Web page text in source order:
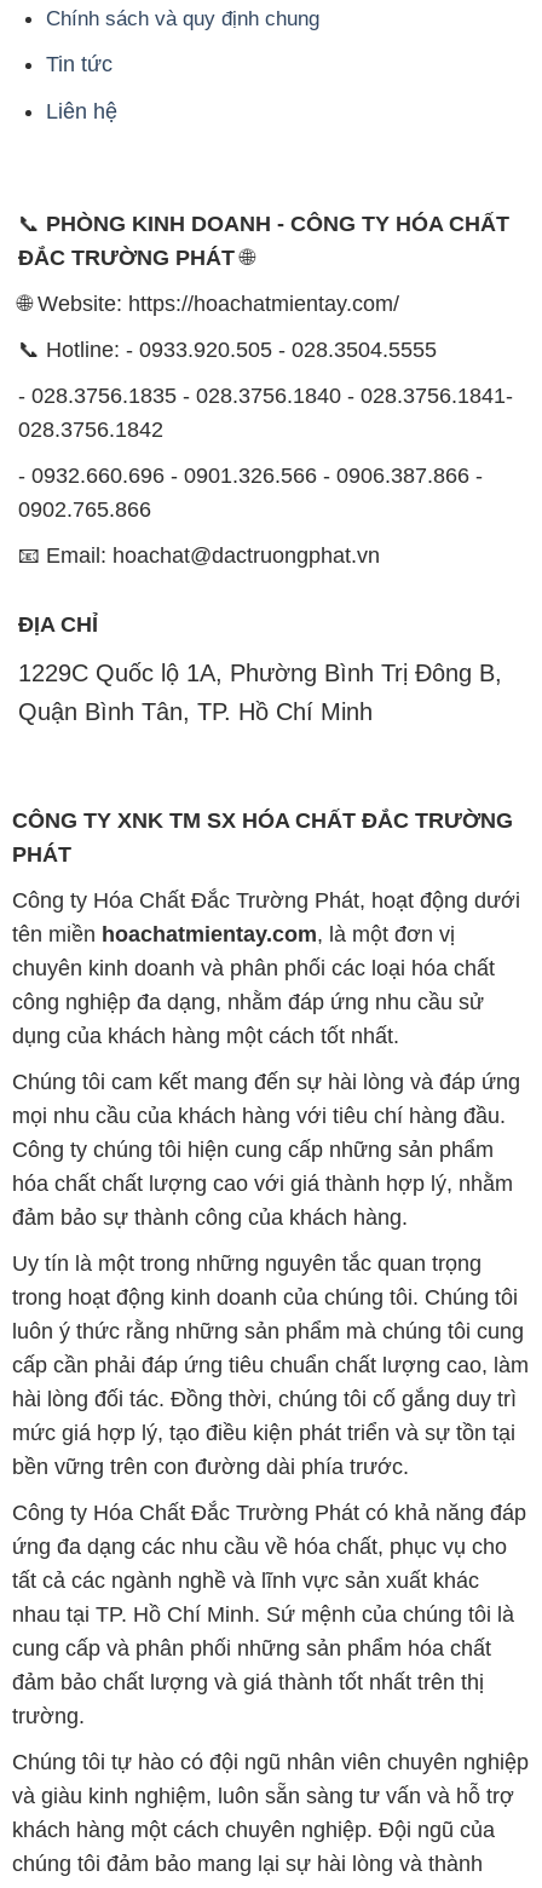
Chính sách và quy định chung
Tin tức
Liên hệ
📞 PHÒNG KINH DOANH - CÔNG TY HÓA CHẤT
ĐẮC TRƯỜNG PHÁT🌐
🌐 Website: https://hoachatmientay.com/
📞 Hotline: - 0933.920.505 - 028.3504.5555
- 028.3756.1835 - 028.3756.1840 - 028.3756.1841-
028.3756.1842
- 0932.660.696 - 0901.326.566 - 0906.387.866 -
0902.765.866
📧 Email: hoachat@dactruongphat.vn
ĐỊA CHỈ
1229C Quốc lộ 1A, Phường Bình Trị Đông B,
Quận Bình Tân, TP. Hồ Chí Minh
CÔNG TY XNK TM SX HÓA CHẤT ĐẮC TRƯỜNG
PHÁT
Công ty Hóa Chất Đắc Trường Phát, hoạt động dưới
tên miền hoachatmientay.com, là một đơn vị
chuyên kinh doanh và phân phối các loại hóa chất
công nghiệp đa dạng, nhằm đáp ứng nhu cầu sử
dụng của khách hàng một cách tốt nhất.
Chúng tôi cam kết mang đến sự hài lòng và đáp ứng
mọi nhu cầu của khách hàng với tiêu chí hàng đầu.
Công ty chúng tôi hiện cung cấp những sản phẩm
hóa chất chất lượng cao với giá thành hợp lý, nhằm
đảm bảo sự thành công của khách hàng.
Uy tín là một trong những nguyên tắc quan trọng
trong hoạt động kinh doanh của chúng tôi. Chúng tôi
luôn ý thức rằng những sản phẩm mà chúng tôi cung
cấp cần phải đáp ứng tiêu chuẩn chất lượng cao, làm
hài lòng đối tác. Đồng thời, chúng tôi cố gắng duy trì
mức giá hợp lý, tạo điều kiện phát triển và sự tồn tại
bền vững trên con đường dài phía trước.
Công ty Hóa Chất Đắc Trường Phát có khả năng đáp
ứng đa dạng các nhu cầu về hóa chất, phục vụ cho
tất cả các ngành nghề và lĩnh vực sản xuất khác
nhau tại TP. Hồ Chí Minh. Sứ mệnh của chúng tôi là
cung cấp và phân phối những sản phẩm hóa chất
đảm bảo chất lượng và giá thành tốt nhất trên thị
trường.
Chúng tôi tự hào có đội ngũ nhân viên chuyên nghiệp
và giàu kinh nghiệm, luôn sẵn sàng tư vấn và hỗ trợ
khách hàng một cách chuyên nghiệp. Đội ngũ của
chúng tôi đảm bảo mang lại sự hài lòng và thành